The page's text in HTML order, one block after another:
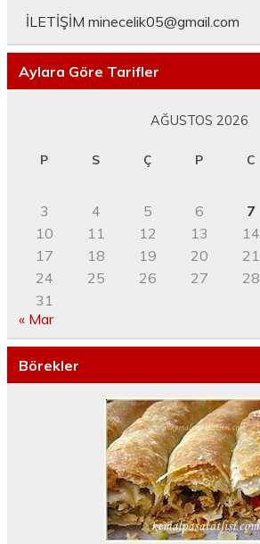
İLETİŞİM minecelik05@gmail.com
Aylara Göre Tarifler
AĞUSTOS 2026
P S Ç P C
3
4 5 6 7
10
11 12 13 14
17
18 19 20 21
24
25 26 27 28
31
« Mar
Börekler